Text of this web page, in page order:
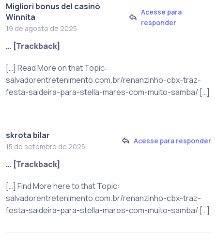
Migliori bonus del casinò
Winnita
19 de agosto de 2025
Acesse para
responder
… [Trackback]
[…] Read More on that Topic:
salvadorentretenimento.com.br/renanzinho-cbx-traz-
festa-saideira-para-stella-mares-com-muito-samba/ […]
skrota bilar
15 de setembro de 2025
Acesse para responder
… [Trackback]
[…] Find More here to that Topic:
salvadorentretenimento.com.br/renanzinho-cbx-traz-
festa-saideira-para-stella-mares-com-muito-samba/ […]